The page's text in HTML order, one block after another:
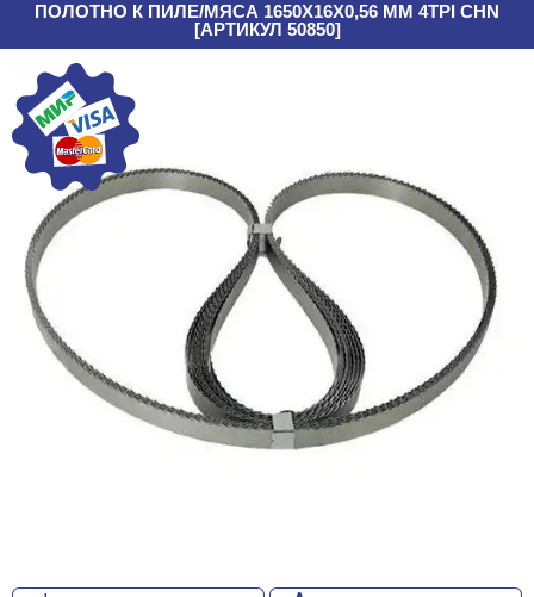
ПОЛОТНО К ПИЛЕ/МЯСА 1650Х16Х0,56 ММ 4TPI CHN
[АРТИКУЛ 50850]